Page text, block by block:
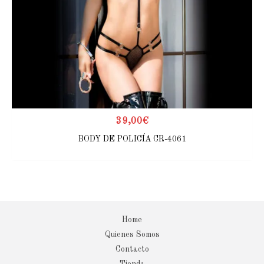
39,00€
BODY DE POLICÍA CR-4061
Home
Quienes Somos
Contacto